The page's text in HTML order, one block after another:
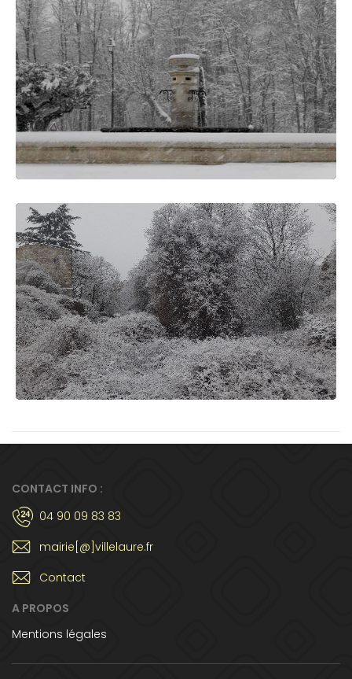
CONTACT INFO :
04 90 09 83 83
mairie[@]villelaure.fr
Contact
A PROPOS
Mentions légales